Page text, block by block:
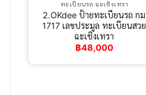
ทะเบียนรถ ฉะเชิงเทรา
2.OKdee ป้ายทะเบียนรถ กม
1717 เลขประมูล ทะเบียนสวย
ฉะเชิงเทรา
฿48,000